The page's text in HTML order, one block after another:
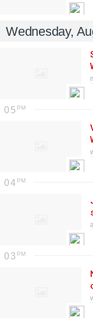
Wednesday,
05
04
03